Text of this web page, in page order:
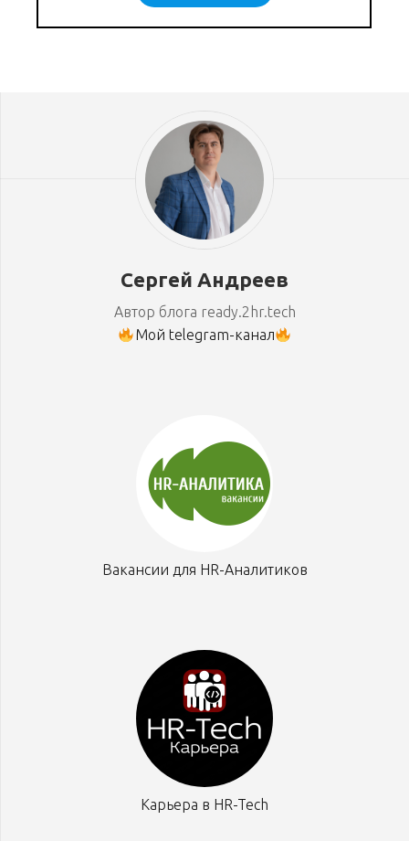
Сергей Андреев
Автор блога ready.2hr.tech
Мой telegram-канал
Вакансии для HR-Аналитиков
Карьера в HR-Tech